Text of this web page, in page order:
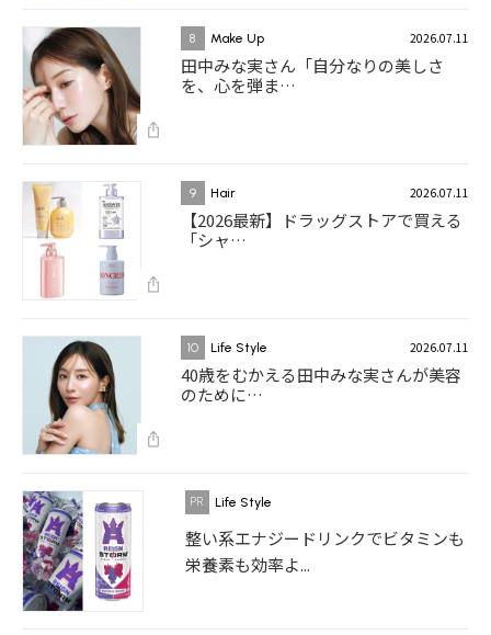
8 Make Up 2026.07.11
田中みな実さん「自分なりの美しさ
を、心を弾ま…
9 Hair 2026.07.11
【2026最新】ドラッグストアで買える
「シャ…
10 Life Style 2026.07.11
40歳をむかえる田中みな実さんが美容
のために…
Life Style
整い系エナジードリンクでビタミンも
栄養素も効率よ...